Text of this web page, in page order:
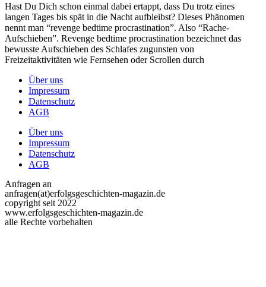
Hast Du Dich schon einmal dabei ertappt, dass Du trotz eines
langen Tages bis spät in die Nacht aufbleibst? Dieses Phänomen
nennt man “revenge bedtime procrastination”. Also “Rache-
Aufschieben”. Revenge bedtime procrastination bezeichnet das
bewusste Aufschieben des Schlafes zugunsten von
Freizeitaktivitäten wie Fernsehen oder Scrollen durch
Über uns
Impressum
Datenschutz
AGB
Über uns
Impressum
Datenschutz
AGB
Anfragen an
anfragen(at)erfolgsgeschichten-magazin.de
copyright seit 2022
www.erfolgsgeschichten-magazin.de
alle Rechte vorbehalten